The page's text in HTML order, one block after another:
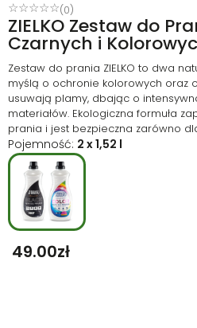
☆☆☆☆☆(0)
ZIELKO Zestaw do
Czarnych i
Zestaw do prania ZIELKO to dwa
myślą o ochronie kolorowych oraz
usuwają plamy, dbając o
materiałów. Ekologiczna formuła
prania i jest bezpieczna zarówno
Pojemność: 2 x 1,52 l
49.00Zł